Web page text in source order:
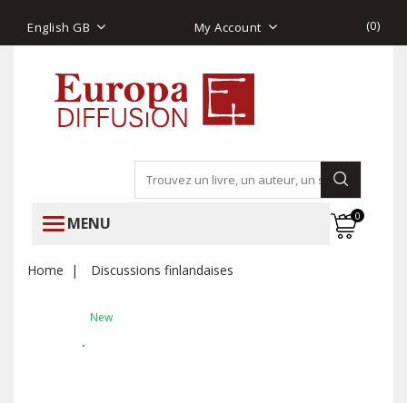
English GB My Account (0)
MENU 0
Home Discussions finlandaises
New